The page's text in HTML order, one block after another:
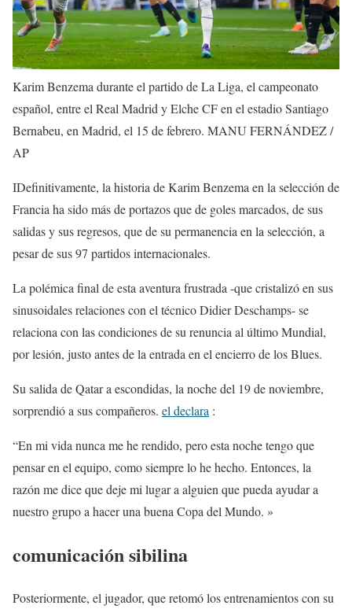
Karim Benzema durante el partido de La Liga, el campeonato
español, entre el Real Madrid y Elche CF en el estadio Santiago
Bernabeu, en Madrid, el 15 de febrero. MANU FERNÁNDEZ /
AP
IDefinitivamente, la historia de Karim Benzema en la selección de
Francia ha sido más de portazos que de goles marcados, de sus
salidas y sus regresos, que de su permanencia en la selección, a
pesar de sus 97 partidos internacionales.
La polémica final de esta aventura frustrada -que cristalizó en sus
sinusoidales relaciones con el técnico Didier Deschamps- se
relaciona con las condiciones de su renuncia al último Mundial,
por lesión, justo antes de la entrada en el encierro de los Blues.
Su salida de Qatar a escondidas, la noche del 19 de noviembre,
sorprendió a sus compañeros. el declara :
“En mi vida nunca me he rendido, pero esta noche tengo que
pensar en el equipo, como siempre lo he hecho. Entonces, la
razón me dice que deje mi lugar a alguien que pueda ayudar a
nuestro grupo a hacer una buena Copa del Mundo. »
comunicación sibilina
Posteriormente, el jugador, que retomó los entrenamientos con su